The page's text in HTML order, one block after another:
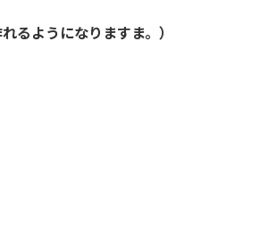
るようになりますま。）